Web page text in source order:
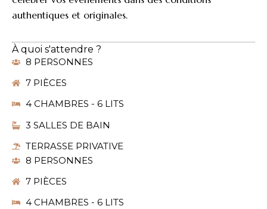
authentiques et originales.
À quoi s'attendre ?
8 PERSONNES
7 PIÈCES
4 CHAMBRES - 6 LITS
3 SALLES DE BAIN
TERRASSE PRIVATIVE
8 PERSONNES
7 PIÈCES
4 CHAMBRES - 6 LITS